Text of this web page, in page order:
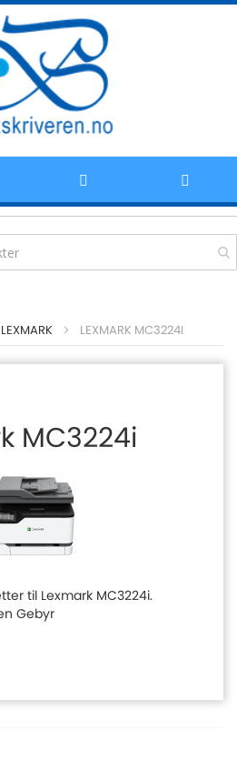
LEXMARK LEXMARK MC3224I
MC3224i
til Lexmark MC3224i.
Gebyr